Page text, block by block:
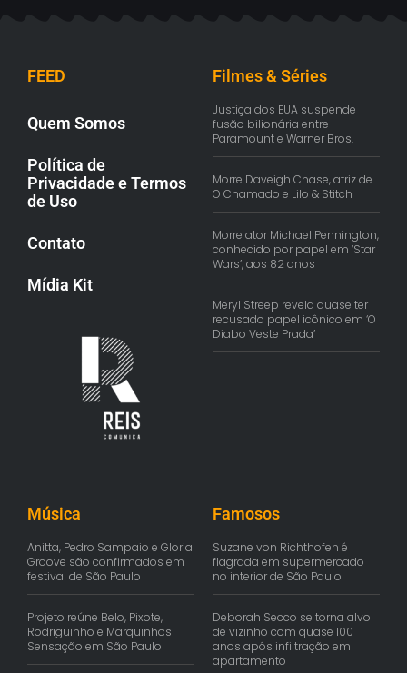
FEED
Quem Somos
Política de
Privacidade e Termos
de Uso
Contato
Mídia Kit
Filmes & Séries
Justiça dos EUA suspende
fusão bilionária entre
Paramount e Warner Bros.
Morre Daveigh Chase, atriz de
O Chamado e Lilo & Stitch
Morre ator Michael Pennington,
conhecido por papel em ‘Star
Wars’, aos 82 anos
Meryl Streep revela quase ter
recusado papel icônico em ‘O
Diabo Veste Prada’
Música
Anitta, Pedro Sampaio e Gloria
Groove são confirmados em
festival de São Paulo
Projeto reúne Belo, Pixote,
Rodriguinho e Marquinhos
Sensação em São Paulo
Famosos
Suzane von Richthofen é
flagrada em supermercado
no interior de São Paulo
Deborah Secco se torna alvo
de vizinho com quase 100
anos após infiltração em
apartamento